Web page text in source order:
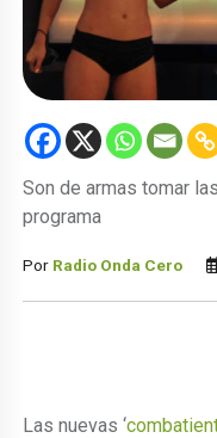
Son de armas tomar
programa
Por Radio Onda Cero
Las nuevas ‘